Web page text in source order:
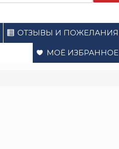
ОТЗЫВЫ И ПОЖЕЛАНИЯ
МОЁ ИЗБРАННОЕ